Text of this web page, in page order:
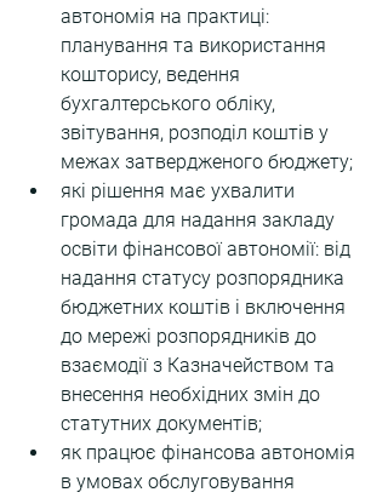
автономія на практиці:
планування та використання
кошторису, ведення
бухгалтерського обліку,
звітування, розподіл коштів у
межах затвердженого бюджету;
які рішення має ухвалити
громада для надання закладу
освіти фінансової автономії: від
надання статусу розпорядника
бюджетних коштів і включення
до мережі розпорядників до
взаємодії з Казначейством та
внесення необхідних змін до
статутних документів;
як працює фінансова автономія
в умовах обслуговування